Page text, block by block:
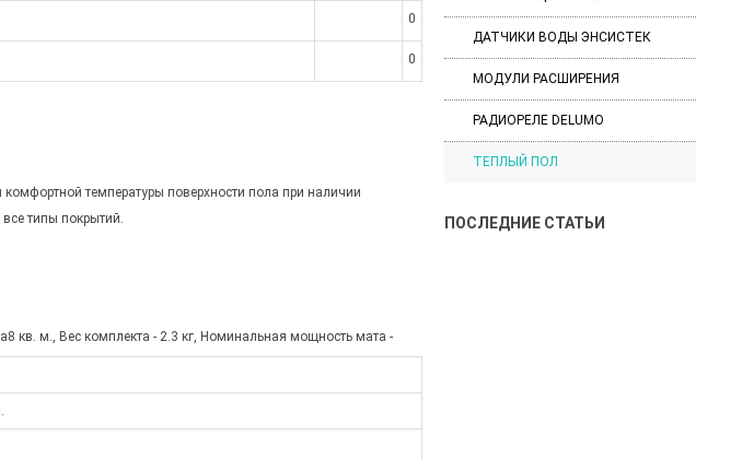
ДАТЧИКИ ВОДЫ ЭНСИСТЕК
МОДУЛИ РАСШИРЕНИЯ
РАДИОРЕЛЕ DELUMO
ТЕПЛЫЙ ПОЛ
ПОСЛЕДНИЕ СТАТЬИ
0
0
температуры поверхности пола при наличии
типы покрытий.
кв. м., Вес комплекта - 2.3 кг, Номинальная мощность мата -